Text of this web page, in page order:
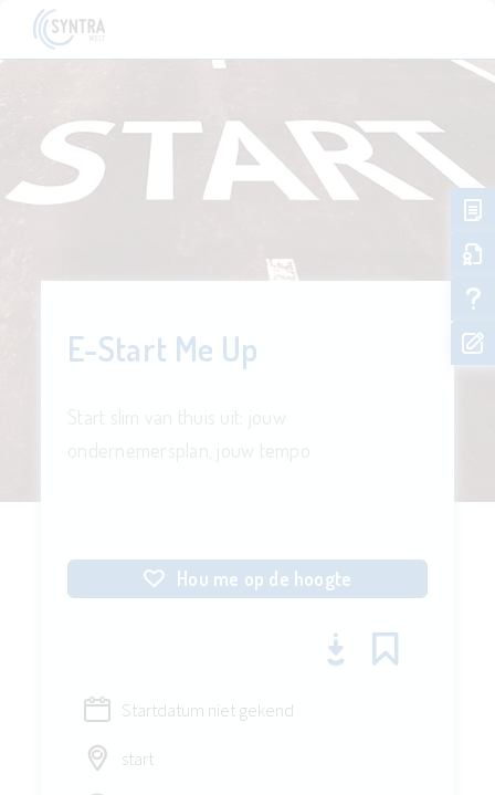
E-Start Me Up
Hou me op de hoogte
Startdatum niet gekend
start